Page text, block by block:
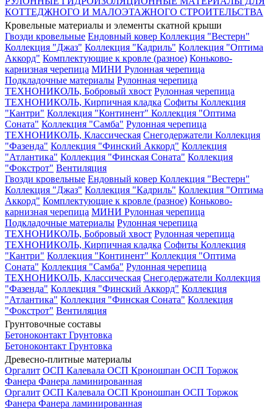
КОТТЕДЖНОГО И МАЛОЭТАЖНОГО СТРОИТЕЛЬСТВА
Кровельные материалы и элементы скатной крыши
Гвозди кровельные Ендовный ковер Коллекция "Вестерн"
Коллекция "Джаз" Коллекция "Кадриль" Коллекция "Оптима
Аккорд" Комплектующие к кровле (разное) Коньково-
карнизная черепица МИНИ Рулонная черепица
Подкладочные материалы Рулонная черепица
ТЕХНОНИКОЛЬ, Бобровый хвост Рулонная черепица
ТЕХНОНИКОЛЬ, Кирпичная кладка Софиты Коллекция
"Кантри" Коллекция "Континент" Коллекция "Оптима
Соната" Коллекция "Самба" Рулонная черепица
ТЕХНОНИКОЛЬ, Классическая Снегодержатели Коллекция
"Фазенда" Коллекция "Финский Аккорд" Коллекция
"Атлантика" Коллекция "Финская Соната" Коллекция
"Фокстрот" Вентиляция
Гвозди кровельные Ендовный ковер Коллекция "Вестерн"
Коллекция "Джаз" Коллекция "Кадриль" Коллекция "Оптима
Аккорд" Комплектующие к кровле (разное) Коньково-
карнизная черепица МИНИ Рулонная черепица
Подкладочные материалы Рулонная черепица
ТЕХНОНИКОЛЬ, Бобровый хвост Рулонная черепица
ТЕХНОНИКОЛЬ, Кирпичная кладка Софиты Коллекция
"Кантри" Коллекция "Континент" Коллекция "Оптима
Соната" Коллекция "Самба" Рулонная черепица
ТЕХНОНИКОЛЬ, Классическая Снегодержатели Коллекция
"Фазенда" Коллекция "Финский Аккорд" Коллекция
"Атлантика" Коллекция "Финская Соната" Коллекция
"Фокстрот" Вентиляция
Грунтовочные составы
Бетоноконтакт Грунтовка
Бетоноконтакт Грунтовка
Древесно-плитные материалы
Оргалит ОСП Калевала ОСП Кроношпан ОСП Торжок
Фанера Фанера ламинированная
Оргалит ОСП Калевала ОСП Кроношпан ОСП Торжок
Фанера Фанера ламинированная